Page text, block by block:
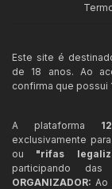
Este site é
de 18 anos. Ao
confirma que possui
A plataforma
exclusivamente
ou "rifas
participando
ORGANIZADOR: Ao